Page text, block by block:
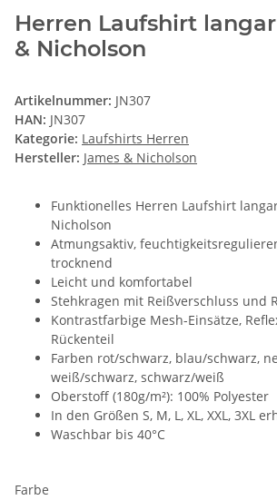
Herren Laufshirt
& Nicholson
Artikelnummer: JN307
HAN: JN307
Kategorie: Laufshirts Herren
Hersteller: James & Nicholson
Funktionelles Herren Laufshirt
Nicholson
Atmungsaktiv,
trocknend
Leicht und komfortabel
Stehkragen mit Reißverschluss und
Kontrastfarbige Mesh-Einsätze,
Rückenteil
Farben rot/schwarz, blau/schwarz,
weiß/schwarz, schwarz/weiß
Oberstoff (180g/m²): 100% Polyester
In den Größen S, M, L, XL, XXL, 3XL
Waschbar bis 40°C
Farbe